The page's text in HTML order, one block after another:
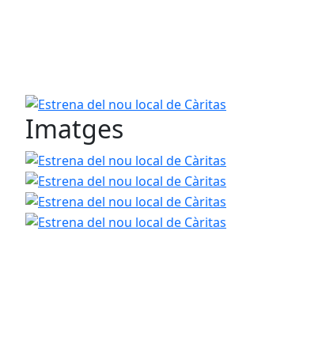
Estrena del nou local de Càritas
Imatges
Estrena del nou local de Càritas